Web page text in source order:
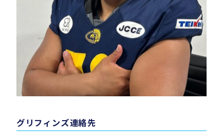
グリフィンズ連絡先